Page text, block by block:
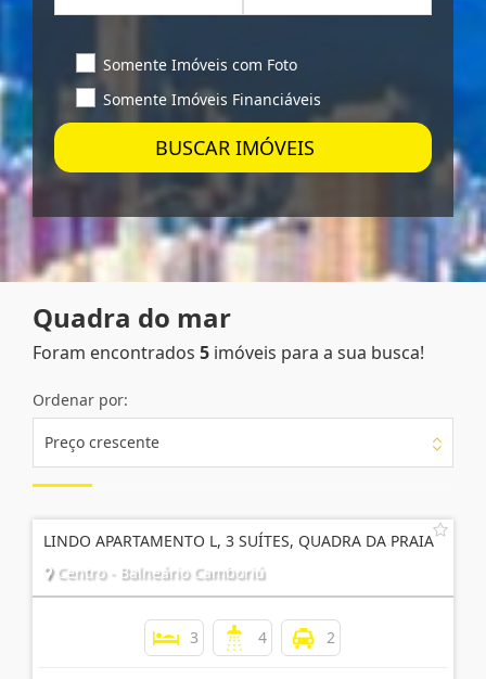
Somente Imóveis com Foto
Somente Imóveis Financiáveis
BUSCAR IMÓVEIS
Quadra do mar
Foram encontrados 5 imóveis para a sua busca!
Ordenar por:
Preço crescente
LINDO APARTAMENTO L, 3 SUÍTES, QUADRA DA PRAIA
Centro - Balneário Camboriú
3 4 2